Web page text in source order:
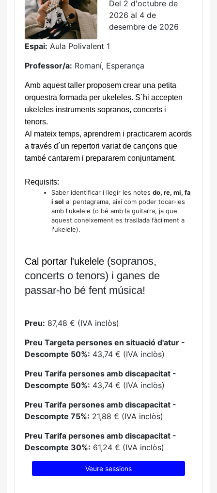
Del 2 d'octubre de
2026 al 4 de
desembre de 2026
Espai: Aula Polivalent 1
Professor/a: Romaní, Esperança
Amb aquest taller proposem crear una petita
orquestra formada per ukeleles. S´hi accepten
ukeleles instruments sopranos, concerts i
tenors.
Al mateix temps, aprendrem i practicarem acords
a través d´un repertori variat de cançons que
també cantarem i prepararem conjuntament.
Requisits:
Saber identificar i llegir les notes do, re, mi, fa
i sol al pentagrama, així com poder tocar-les
amb l'ukelele (o bé amb la guitarra, ja que
aquest coneixement es trasllada fàcilment a
l'ukelele).
Cal portar l'ukelele (sopranos,
concerts o tenors) i ganes de
passar-ho bé fent música!
Preu: 87,48 € (IVA inclòs)
Preu Targeta persones en situació d'atur -
Descompte 50%: 43,74 € (IVA inclòs)
Preu Tarifa persones amb discapacitat -
Descompte 50%: 43,74 € (IVA inclòs)
Preu Tarifa persones amb discapacitat -
Descompte 75%: 21,88 € (IVA inclòs)
Preu Tarifa persones amb discapacitat -
Descompte 30%: 61,24 € (IVA inclòs)
Veure sessions